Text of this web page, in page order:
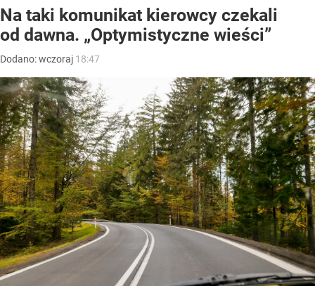
Na taki komunikat kierowcy czekali
od dawna. „Optymistyczne wieści”
Dodano:wczoraj 18:47